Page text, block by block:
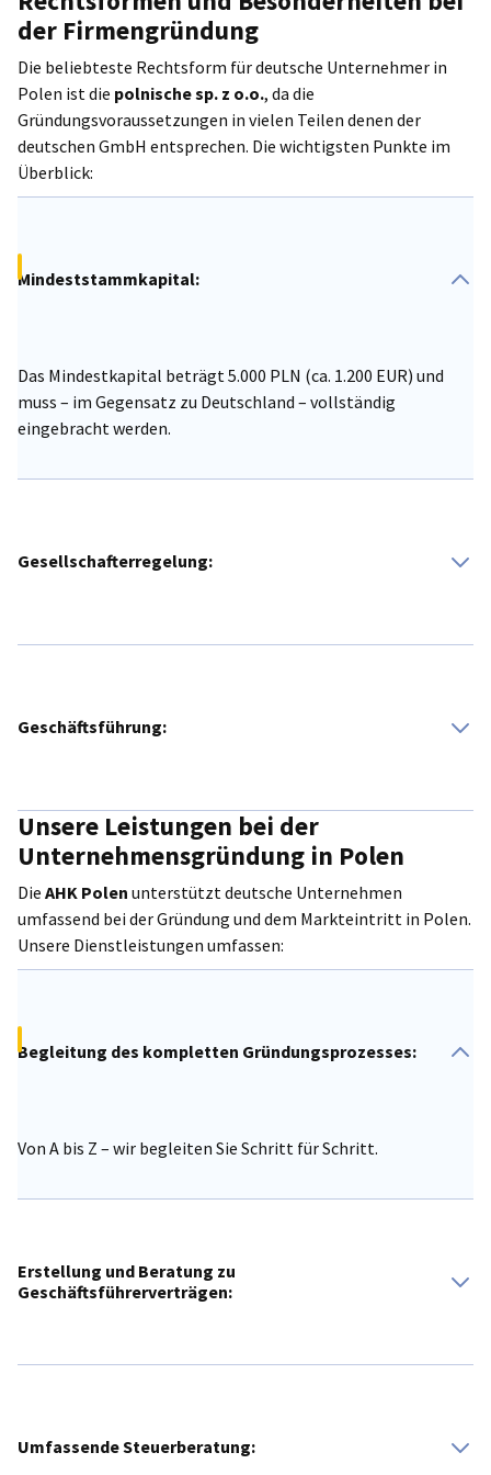
bietet Polen diverse Förderprogramme, Zuschüsse und
steuerliche Vergünstigungen, die Investitionen und die
Ansiedlung von Unternehmen zusätzlich attraktiv machen.
der Firmengründung
Die beliebteste Rechtsform für deutsche Unternehmer in
Polen ist die polnische sp. z o.o., da die
Gründungsvoraussetzungen in vielen Teilen denen der
deutschen GmbH entsprechen. Die wichtigsten Punkte im
Überblick:
Mindeststammkapital:
Das Mindestkapital beträgt 5.000 PLN (ca. 1.200 EUR) und
muss – im Gegensatz zu Deutschland – vollständig
eingebracht werden.
Gesellschafterregelung:
Geschäftsführung:
Bei der Gründung der polnischensp. z o.o.
Geschäftsführervertrag erforderlich – eine pauschale
Vergütung auf Basis eines Gesellschafterbeschlusses ist
möglich.
Unsere Leistungen bei der
Unternehmensgründung in Polen
Die AHK Polen unterstützt deutsche Unternehmen
umfassend bei der Gründung und dem Markteintritt in Polen.
Unsere Dienstleistungen umfassen:
Begleitung des kompletten Gründungsprozesses:
Von A bis Z – wir begleiten Sie Schritt für Schritt.
Erstellung und Beratung zu
Geschäftsführerverträgen:
Umfassende Steuerberatung: